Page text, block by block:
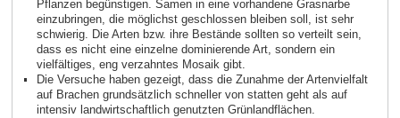
Pflanzen begünstigen. Samen in eine vorhandene Grasnarbe
einzubringen, die möglichst geschlossen bleiben soll, ist sehr
schwierig. Die Arten bzw. ihre Bestände sollten so verteilt sein,
dass es nicht eine einzelne dominierende Art, sondern ein
vielfältiges, eng verzahntes Mosaik gibt.
Die Versuche haben gezeigt, dass die Zunahme der Artenvielfalt
auf Brachen grundsätzlich schneller von statten geht als auf
intensiv landwirtschaftlich genutzten Grünlandflächen.